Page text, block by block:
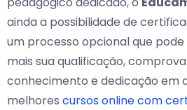
ainda a possibilidade de
um processo opcional que
mais sua qualificação,
conhecimento e dedicação em
melhores cursos online com